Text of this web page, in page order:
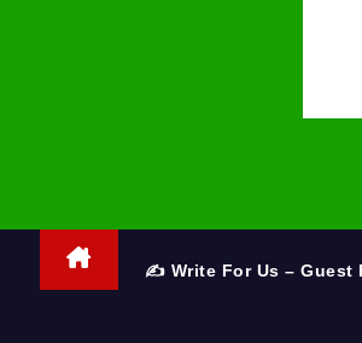
✍️ Write For Us – Guest